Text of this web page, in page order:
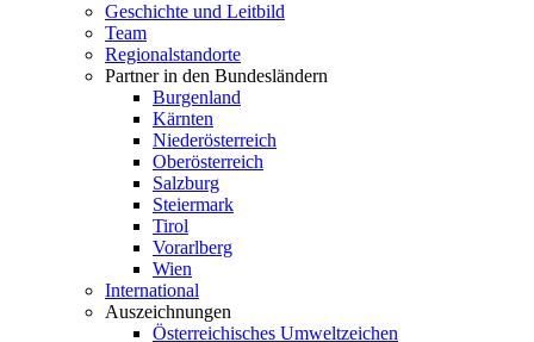
Geschichte und Leitbild
Team
Regionalstandorte
Partner in den Bundesländern
Burgenland
Kärnten
Niederösterreich
Oberösterreich
Salzburg
Steiermark
Tirol
Vorarlberg
Wien
International
Auszeichnungen
Österreichisches Umweltzeichen